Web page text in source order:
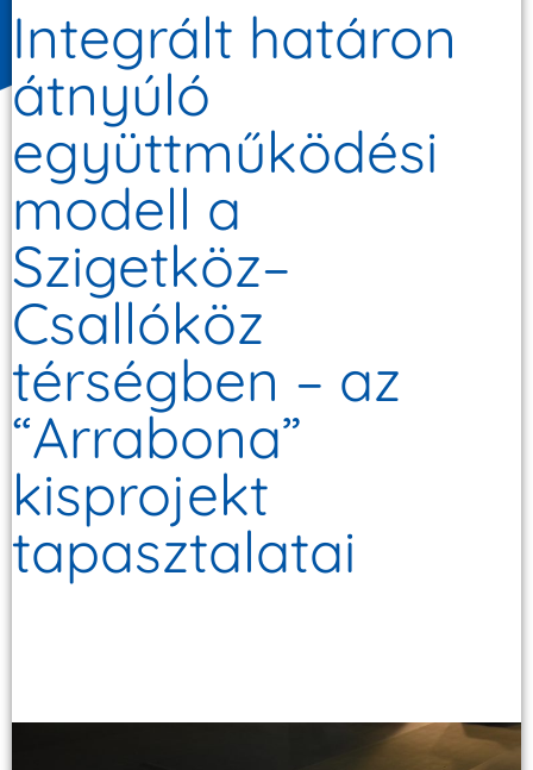
Integrált határon
átnyúló
együttműködési
modell a
Szigetköz–
Csallóköz
térségben – az
“Arrabona”
kisprojekt
tapasztalatai